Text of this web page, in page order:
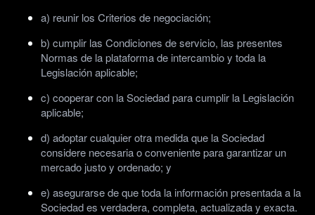
a) reunir los Criterios de negociación;
b) cumplir las Condiciones de servicio, las presentes
Normas de la plataforma de intercambio y toda la
Legislación aplicable;
c) cooperar con la Sociedad para cumplir la Legislación
aplicable;
d) adoptar cualquier otra medida que la Sociedad
considere necesaria o conveniente para garantizar un
mercado justo y ordenado; y
e) asegurarse de que toda la información presentada a la
Sociedad es verdadera, completa, actualizada y exacta.